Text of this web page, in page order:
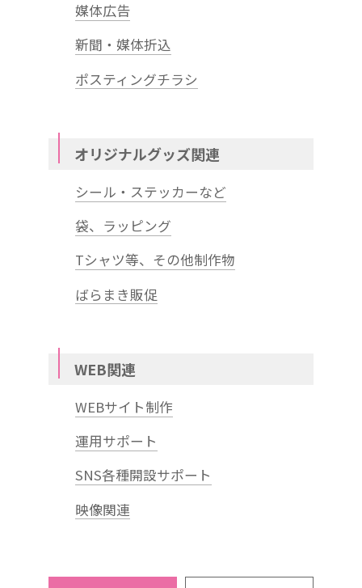
媒体広告
新聞・媒体折込
ポスティングチラシ
オリジナルグッズ関連
シール・ステッカーなど
袋、ラッピング
Tシャツ等、その他制作物
ばらまき販促
WEB関連
WEBサイト制作
運用サポート
SNS各種開設サポート
映像関連